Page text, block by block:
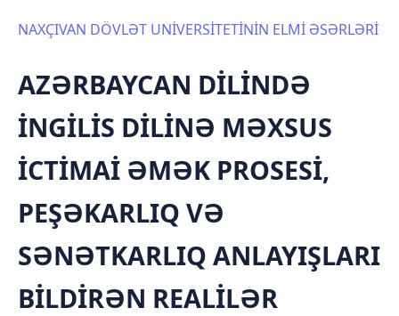
NAXÇIVAN DÖVLƏT UNİVERSİTETİNİN ELMİ ƏSƏRLƏRİ
AZƏRBAYCAN DİLİNDƏ
İNGİLİS DİLİNƏ MƏXSUS
İCTİMAİ ƏMƏK PROSESİ,
PEŞƏKARLIQ VƏ
SƏNƏTKARLIQ ANLAYIŞLARI
BİLDİRƏN REALİLƏR